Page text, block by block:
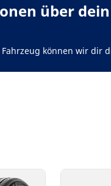
über
können wir dir